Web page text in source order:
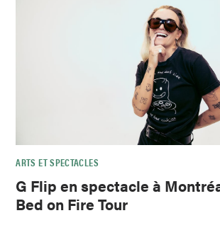
ARTS ET SPECTACLES
G Flip en spectacle à
Bed on Fire Tour